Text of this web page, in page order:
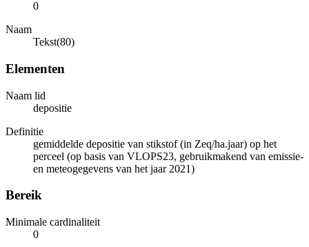
0
Naam
Tekst(80)
Elementen
Naam lid
depositie
Definitie
gemiddelde depositie van stikstof (in Zeq/ha.jaar) op het
perceel (op basis van VLOPS23, gebruikmakend van emissie-
en meteogegevens van het jaar 2021)
Bereik
Minimale cardinaliteit
0